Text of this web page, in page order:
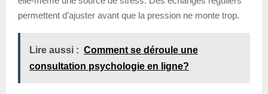
permettent d’ajuster avant que la pression ne monte trop.
Lire aussi : Comment se déroule une
consultation psychologie en ligne?